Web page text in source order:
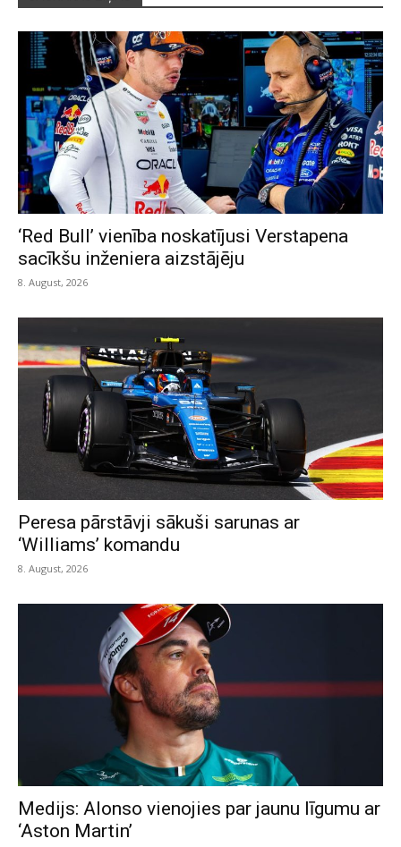
‘Red Bull’ vienība noskatījusi Verstapena
sacīkšu inženiera aizstājēju
8. August, 2026
Peresa pārstāvji sākuši sarunas ar
‘Williams’ komandu
8. August, 2026
Medijs: Alonso vienojies par jaunu līgumu ar
‘Aston Martin’